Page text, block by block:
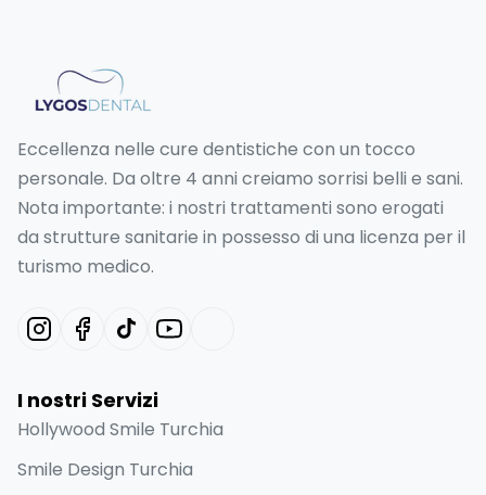
Eccellenza nelle cure dentistiche con un tocco
personale. Da oltre 4 anni creiamo sorrisi belli e sani.
Nota importante: i nostri trattamenti sono erogati
da strutture sanitarie in possesso di una licenza per il
turismo medico.
I nostri Servizi
Hollywood Smile Turchia
Smile Design Turchia